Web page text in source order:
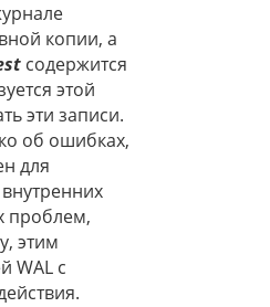
копии, а
содержится
этой
эти записи.
об ошибках,
для
проблем,
этим
WAL с